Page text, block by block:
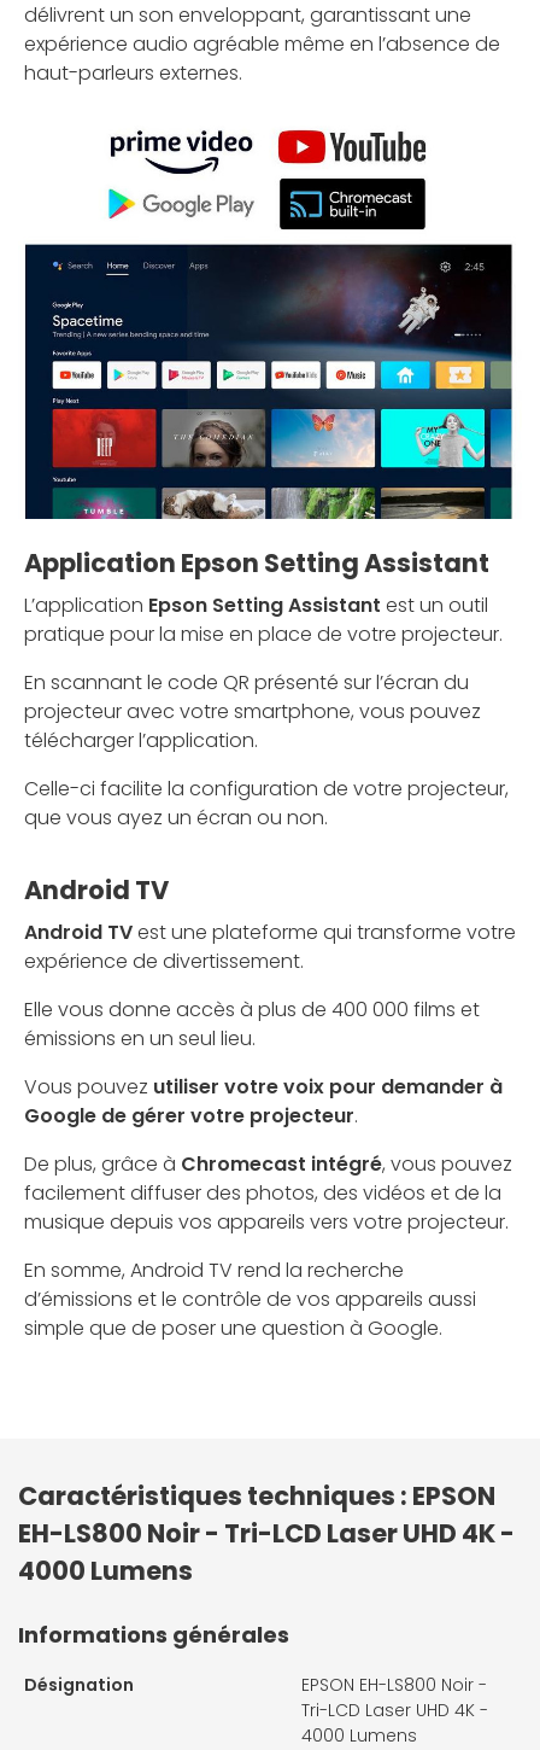
délivrent un son enveloppant, garantissant une
expérience audio agréable même en l’absence de
haut-parleurs externes.
Application Epson Setting Assistant
L’application Epson Setting Assistant est un outil
pratique pour la mise en place de votre projecteur.
En scannant le code QR présenté sur l’écran du
projecteur avec votre smartphone, vous pouvez
télécharger l’application.
Celle-ci facilite la configuration de votre projecteur,
que vous ayez un écran ou non.
Android TV
Android TVest une plateforme qui transforme votre
expérience de divertissement.
Elle vous donne accès à plus de 400 000 films et
émissions en un seul lieu.
Vous pouvez utiliser votre voix pour demander à
Google de gérer votre projecteur.
De plus, grâce à Chromecast intégré, vous pouvez
facilement diffuser des photos, des vidéos et de la
musique depuis vos appareils vers votre projecteur.
En somme, Android TV rend la recherche
d’émissions et le contrôle de vos appareils aussi
simple que de poser une question à Google.
Caractéristiques techniques : EPSON
EH-LS800 Noir - Tri-LCD Laser UHD 4K -
4000 Lumens
Informations générales
Désignation
EPSON EH-LS800 Noir -
Tri-LCD Laser UHD 4K -
4000 Lumens